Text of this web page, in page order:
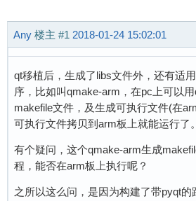
Any 楼主 #1 2018-01-24 15:02:01
qt移植后，生成了libs文件外，还有适
序，比如叫qmake-arm，在pc上可以
makefile文件，及生成可执行文件(在
可执行文件拷贝到arm板上就能运行了。
有个疑问，这个qmake-arm生成
程，能否在arm板上执行呢？
之所以这么问，是因为构建了带pyqt